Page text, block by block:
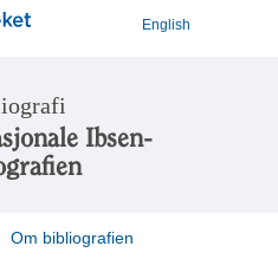
English
Ibsen-
Om bibliografien